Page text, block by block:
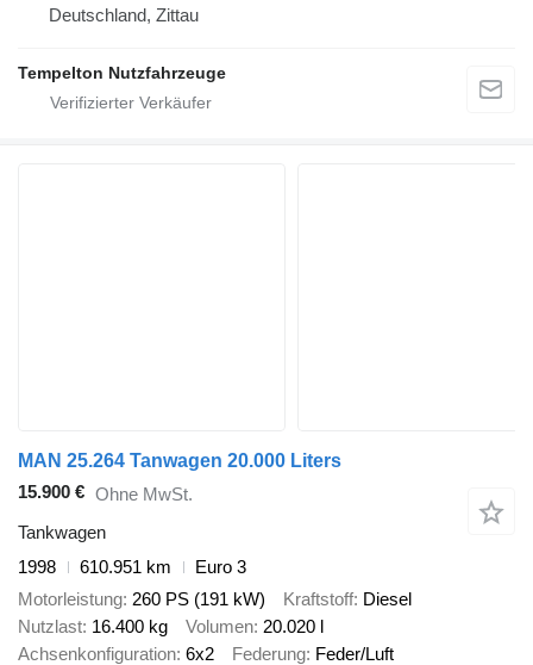
Deutschland, Zittau
Tempelton Nutzfahrzeuge
MAN 25.264 Tanwagen 20.000 Liters
15.900 € Ohne MwSt.
Tankwagen
1998
610.951 km
Euro 3
Motorleistung 260 PS (191 kW) Kraftstoff Diesel
Nutzlast 16.400 kg Volumen 20.020 l
Achsenkonfiguration 6x2 Federung Feder/Luft